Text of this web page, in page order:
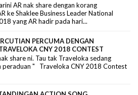
AR nak share dengan korang
ke Shaklee Business Leader National
yang AR hadir pada hari...
PERCUMA DENGAN
CNY 2018 CONTEST
share ni. Tau tak Traveloka sedang
peraduan " Traveloka CNY 2018 Contest